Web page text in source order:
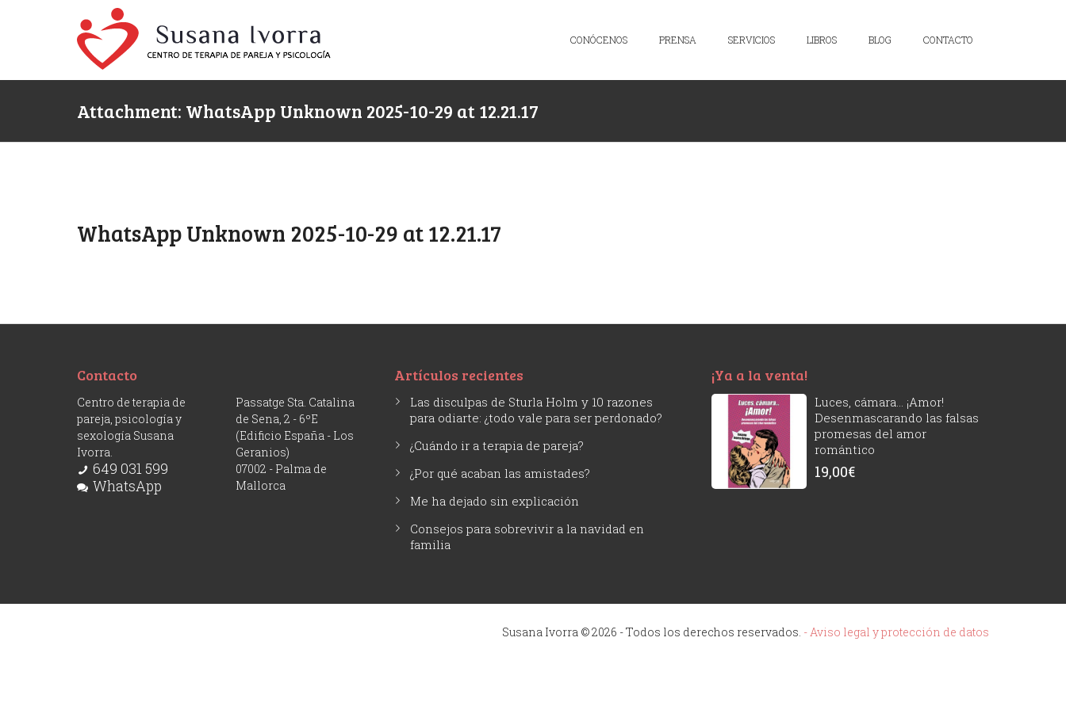
CONÓCENOS PRENSA SERVICIOS LIBROS BLOG CONTACTO
Attachment: WhatsApp Unknown 2025-10-29 at 12.21.17
WhatsApp Unknown 2025-10-29 at 12.21.17
Contacto
Centro de terapia de
pareja, psicología y
sexología Susana
Ivorra.
649 031 599
WhatsApp
Passatge Sta. Catalina
de Sena, 2 - 6ºE
(Edificio España - Los
Geranios)
07002 - Palma de
Mallorca
Artículos recientes
Las disculpas de Sturla Holm y 10 razones
para odiarte: ¿todo vale para ser perdonado?
¿Cuándo ir a terapia de pareja?
¿Por qué acaban las amistades?
Me ha dejado sin explicación
Consejos para sobrevivir a la navidad en
familia
¡Ya a la venta!
Luces, cámara... ¡Amor!
Desenmascarando las falsas
promesas del amor
romántico
19,00€
Susana Ivorra © 2026 - Todos los derechos reservados. - Aviso legal y protección de datos